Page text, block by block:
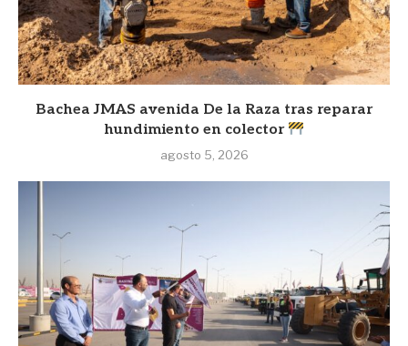
Bachea JMAS avenida De la Raza tras reparar
hundimiento en colector
agosto 5, 2026